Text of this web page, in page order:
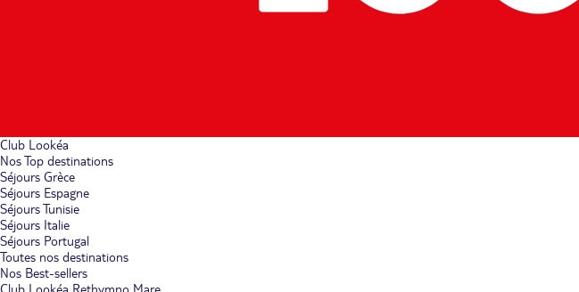
Club Lookéa
Nos Top destinations
Séjours Grèce
Séjours Espagne
Séjours Tunisie
Séjours Italie
Séjours Portugal
Toutes nos destinations
Nos Best-sellers